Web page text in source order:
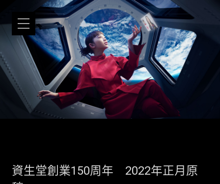
資生堂創業150周年 2022年正月原